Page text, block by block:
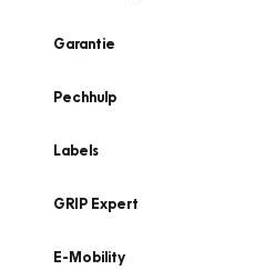
Garantie
Pechhulp
Labels
GRIP Expert
E-Mobility